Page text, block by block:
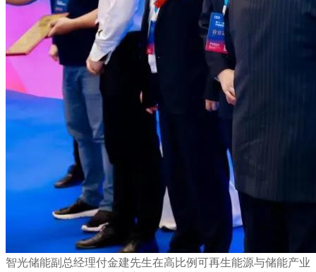
智光储能副总经理付金建先生在高比例可再生能源与储能产业